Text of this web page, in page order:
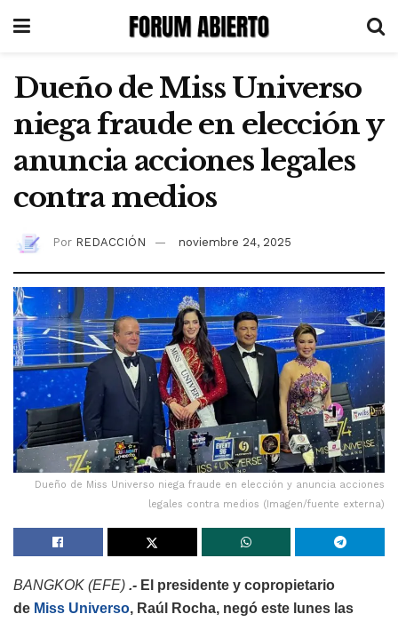
Dueño de Miss Universo
niega fraude en elección y
anuncia acciones legales
contra medios
Por REDACCIÓN noviembre 24, 2025
Dueño de Miss Universo niega fraude en elección y anuncia acciones
legales contra medios (Imagen/fuente externa)
BANGKOK (EFE) .- El presidente y copropietario
de Miss Universo, Raúl Rocha, negó este lunes las